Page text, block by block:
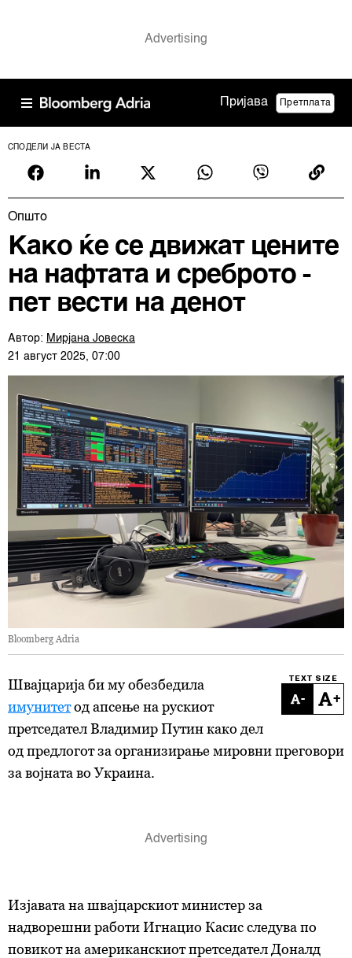
Пријава Претплата
СПОДЕЛИ ЈА ВЕСТА
Општо
Како ќе се движат цените
на нафтата и среброто -
пет вести на денот
Автор: Мирјана Јовеска
21 август 2025, 07:00
Bloomberg Adria
TEXT SIZE
- +
Швајцарија би му обезбедила
имунитетод апсење на рускиот
претседател Владимир Путин како дел
од предлогот за организирање мировни преговори
за војната во Украина.
Изјавата на швајцарскиот министер за
надворешни работи Игнацио Касис следува по
повикот на американскиот претседател Доналд